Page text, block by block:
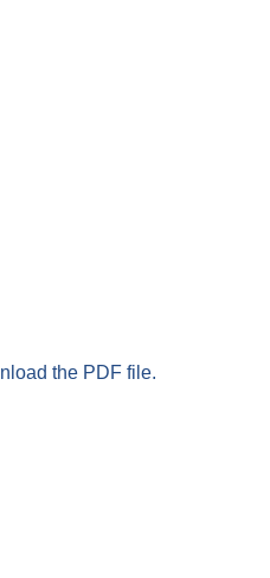
the PDF file.